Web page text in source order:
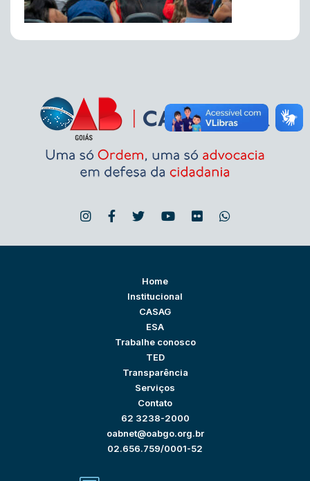
Home
Institucional
CASAG
ESA
Trabalhe conosco
TED
Transparência
Serviços
Contato
62 3238-2000
oabnet@oabgo.org.br
02.656.759/0001-52